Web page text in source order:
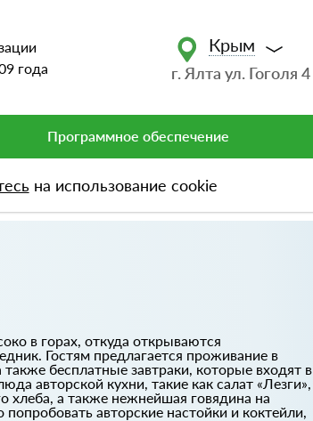
года
Крым
г. Ялта ул. Гоголя 4
Программное обеспечение
на использование cookie
в горах, откуда открываются
Гостям предлагается проживание в
бесплатные завтраки, которые входят в
авторской кухни, такие как салат «Лезги»,
хлеба, а также нежнейшая говядина на
авторские настойки и коктейли,